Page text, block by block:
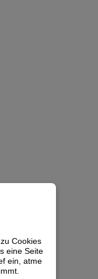
Cookies
eine Seite
ein, atme